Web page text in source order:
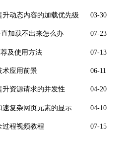
升动态内容的加载优先级 03-30
加载不出来怎么办 07-23
及使用方法 07-13
术应用前景 06-11
升资源请求的并发性 04-20
速复杂网页元素的显示 04-10
过程视频教程 07-15